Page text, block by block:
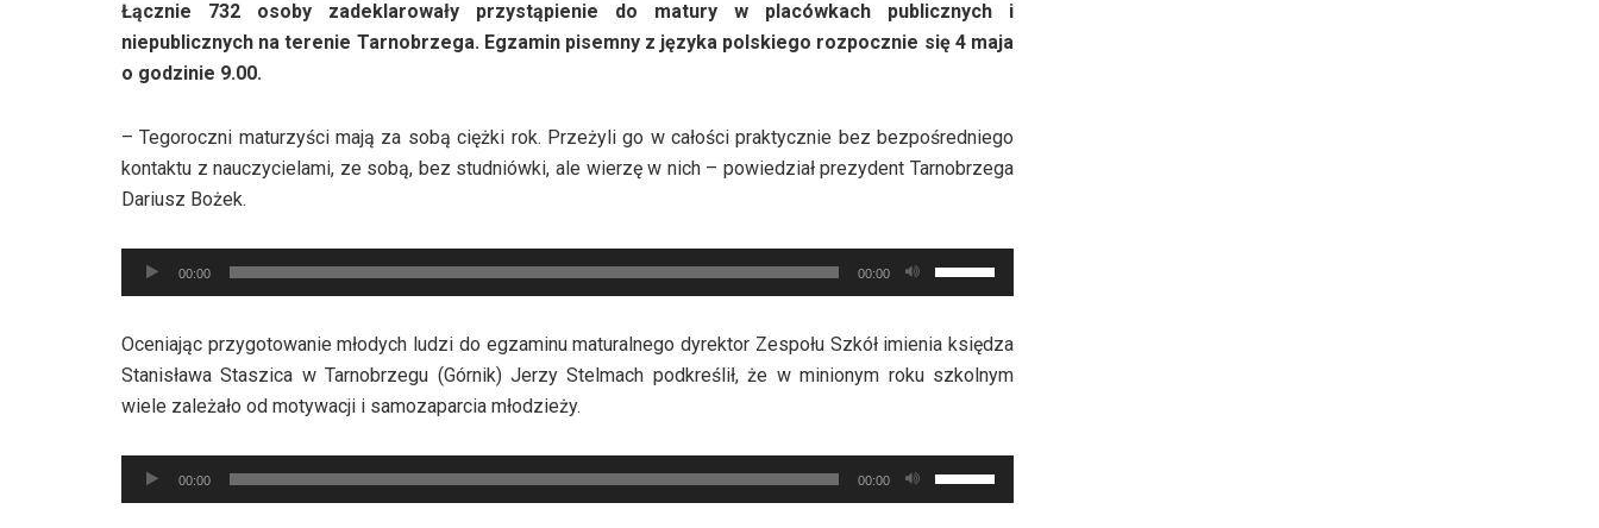
Łącznie 732 osoby zadeklarowały przystąpienie do matury w placówkach publicznych i
niepublicznych na terenie Tarnobrzega. Egzamin pisemny z języka polskiego rozpocznie się 4 maja
o godzinie 9.00.
– Tegoroczni maturzyści mają za sobą ciężki rok. Przeżyli go w całości praktycznie bez bezpośredniego
kontaktu z nauczycielami, ze sobą, bez studniówki, ale wierzę w nich – powiedział prezydent Tarnobrzega
Dariusz Bożek.
Odtwarzacz
plików
00:00 00:00
strzałek
góry
oraz
aby
zwiększyć
Oceniając przygotowanie młodych ludzi do egzaminu maturalnego dyrektor Zespołu Szkół imienia księdza
Stanisława Staszica w Tarnobrzegu (Górnik) Jerzy Stelmach podkreślił, że w minionym roku szkolnym
wiele zależało od motywacji i samozaparcia młodzieży.
Odtwarzacz
plików
00:00 00:00
strzałek